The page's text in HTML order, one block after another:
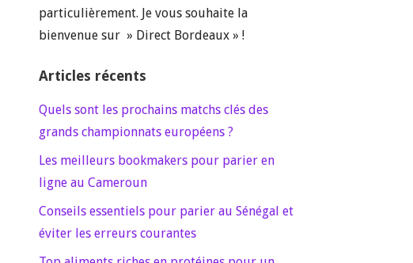
particulièrement. Je vous souhaite la
bienvenue sur » Direct Bordeaux » !
Articles récents
Quels sont les prochains matchs clés des
grands championnats européens ?
Les meilleurs bookmakers pour parier en
ligne au Cameroun
Conseils essentiels pour parier au Sénégal et
éviter les erreurs courantes